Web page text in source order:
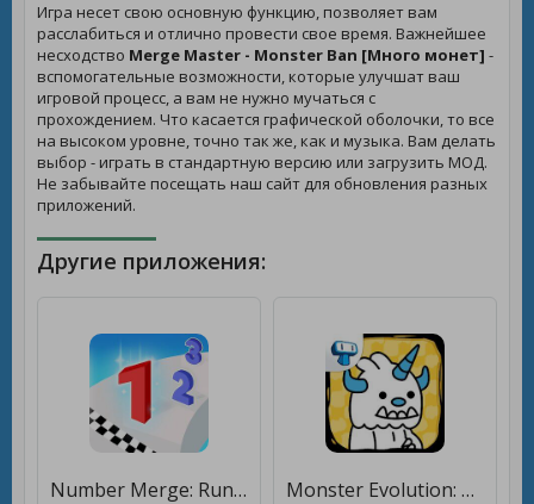
Игра несет свою основную функцию, позволяет вам
расслабиться и отлично провести свое время. Важнейшее
несходство Merge Master - Monster Ban [Много монет] -
вспомогательные возможности, которые улучшат ваш
игровой процесс, а вам не нужно мучаться с
прохождением. Что касается графической оболочки, то все
на высоком уровне, точно так же, как и музыка. Вам делать
выбор - играть в стандартную версию или загрузить МОД.
Не забывайте посещать наш сайт для обновления разных
приложений.
Другие приложения:
Number Merge: Run Master 3D [Много монет] Monster Evolution: Merge Game [Много монет]